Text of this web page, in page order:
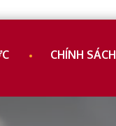
CHÍNH SÁCH